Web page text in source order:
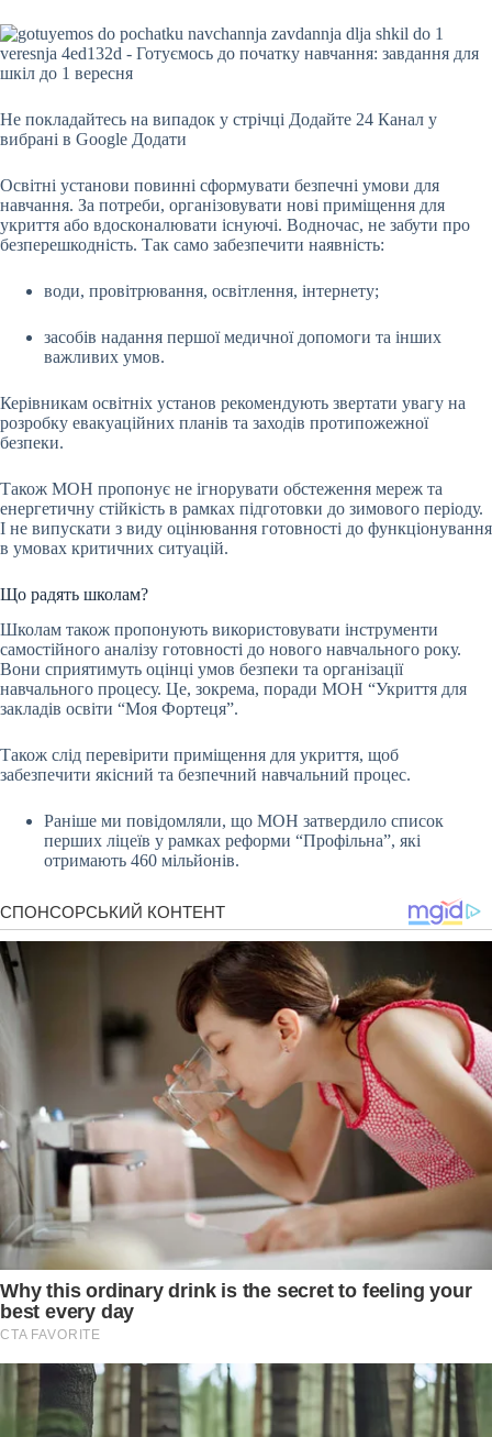
Не покладайтесь на випадок у стрічці Додайте 24 Канал у
вибрані в Google Додати
Освітні установи повинні сформувати безпечні умови для
навчання. За потреби, організовувати нові приміщення для
укриття або вдосконалювати існуючі. Водночас, не забути про
безперешкодність. Так само забезпечити наявність:
води, провітрювання, освітлення, інтернету;
засобів надання першої медичної допомоги та інших
важливих умов.
Керівникам освітніх установ рекомендують звертати увагу на
розробку евакуаційних планів та заходів протипожежної
безпеки.
Також МОН пропонує не ігнорувати обстеження мереж та
енергетичну стійкість в рамках підготовки до зимового періоду.
І не випускати з виду оцінювання готовності до функціонування
в умовах критичних ситуацій.
Що радять школам?
Школам також пропонують використовувати інструменти
самостійного аналізу готовності до нового навчального року.
Вони сприятимуть оцінці умов безпеки та організації
навчального процесу. Це, зокрема, поради МОН “Укриття для
закладів освіти “Моя Фортеця”.
Також слід перевірити приміщення для укриття, щоб
забезпечити якісний та безпечний навчальний процес.
Раніше ми повідомляли, що МОН затвердило список
перших ліцеїв у рамках реформи “Профільна”, які
отримають 460 мільйонів.